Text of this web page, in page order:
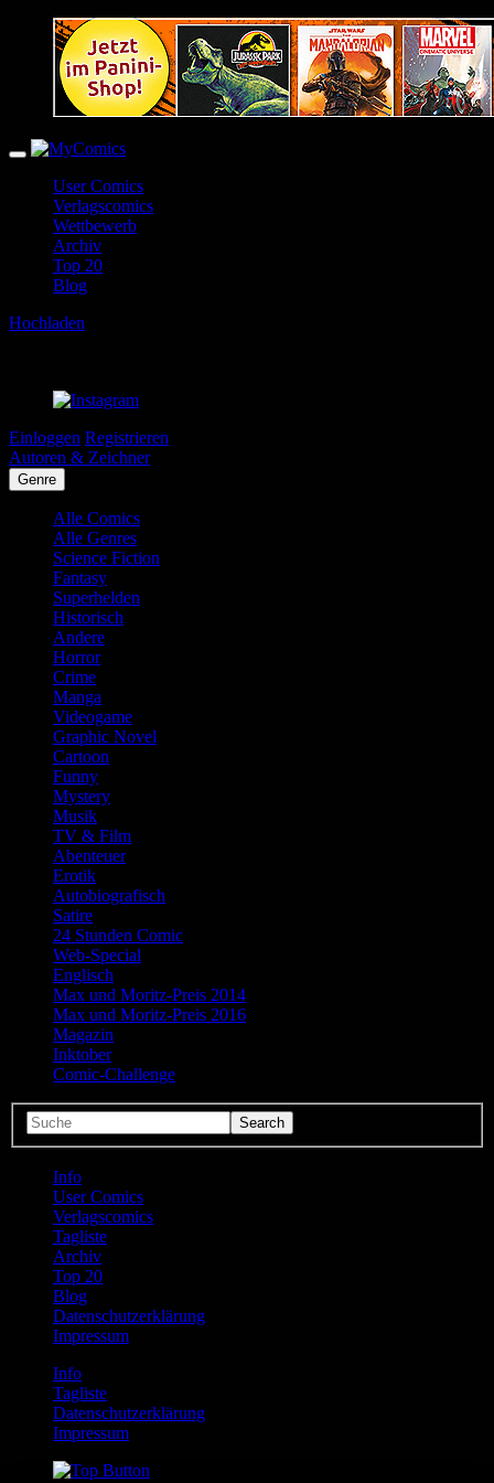
User Comics
Verlagscomics
Wettbewerb
Archiv
Top 20
Blog
Hochladen
Einloggen Registrieren
Autoren & Zeichner
Genre
Alle Comics
Alle Genres
Science Fiction
Fantasy
Superhelden
Historisch
Andere
Horror
Crime
Manga
Videogame
Graphic Novel
Cartoon
Funny
Mystery
Musik
TV & Film
Abenteuer
Erotik
Autobiografisch
Satire
24 Stunden Comic
Web-Special
Englisch
Max und Moritz-Preis 2014
Max und Moritz-Preis 2016
Magazin
Inktober
Comic-Challenge
Info
User Comics
Verlagscomics
Tagliste
Archiv
Top 20
Blog
Datenschutzerklärung
Impressum
Info
Tagliste
Datenschutzerklärung
Impressum